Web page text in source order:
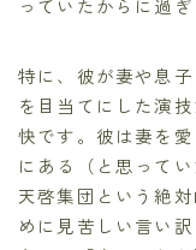
っていたからに過ぎ
特に、彼が妻や息
を目当てにした演
快です。彼は妻を
にある（と思って
天啓集団という絶
めに見苦しい言い